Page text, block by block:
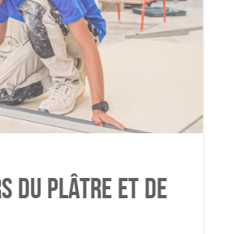
du plâtre et de